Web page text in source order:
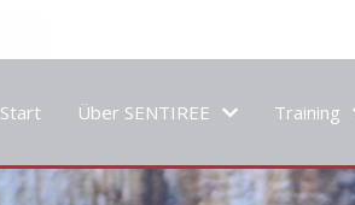
Start Über SENTIREE Training